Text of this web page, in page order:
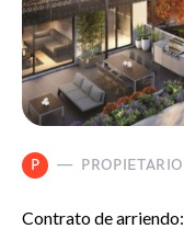
P PROPIETARIO
Contrato de